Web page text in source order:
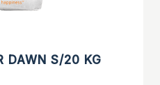
DAWN S/20 KG